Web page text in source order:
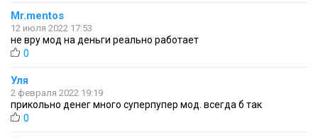
Mr.mentos
12 июля 2022 17:53
не вру мод на деньги реально работает
0
Уля
2 февраля 2022 19:19
прикольно денег много суперпупер мод. всегда б так
0